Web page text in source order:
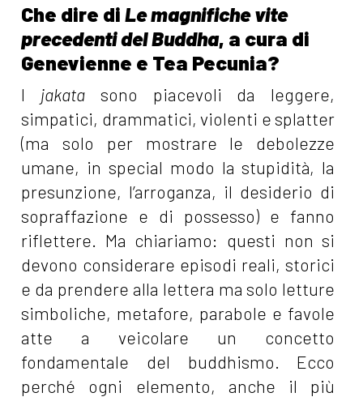
Che dire diLe magnifiche vite
precedenti del Buddha, a cura di
Genevienne e Tea Pecunia?
I jakata sono piacevoli da leggere,
simpatici, drammatici, violenti e splatter
(ma solo per mostrare le debolezze
umane, in special modo la stupidità, la
presunzione, l’arroganza, il desiderio di
sopraffazione e di possesso) e fanno
riflettere. Ma chiariamo: questi non si
devono considerare episodi reali, storici
e da prendere alla lettera ma solo letture
simboliche, metafore, parabole e favole
atte a veicolare un concetto
fondamentale del buddhismo. Ecco
perché ogni elemento, anche il più